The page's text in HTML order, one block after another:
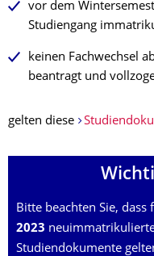
vor dem
Studiengang
keinen Fachwechsel
beantragt und
gelten diese
Bitte beachten Sie, dass
2023
Studiendokumente